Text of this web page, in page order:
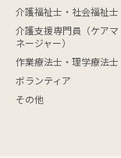
介護福祉士・社会福祉士
介護支援専門員（ケアマ
ネージャー）
作業療法士・理学療法士
ボランティア
その他